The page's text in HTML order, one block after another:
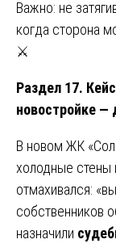
Важно: не
когда сторона
⚔️
Раздел 17.
новостройке —
В новом ЖК
холодные стены
отмахивался:
собственников
назначили